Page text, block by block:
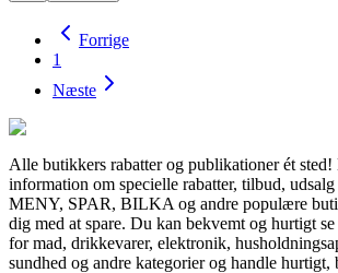
Forrige
1
Næste
Alle butikkers rabatter og publikationer ét
information om specielle rabatter, tilbud,
MENY, SPAR, BILKA og andre populære
dig med at spare. Du kan bekvemt og hurtigt
for mad, drikkevarer, elektronik,
sundhed og andre kategorier og handle